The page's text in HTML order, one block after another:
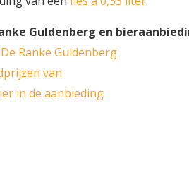
Guldenberg en
Ranke Guldenberg
van
in de aanbieding